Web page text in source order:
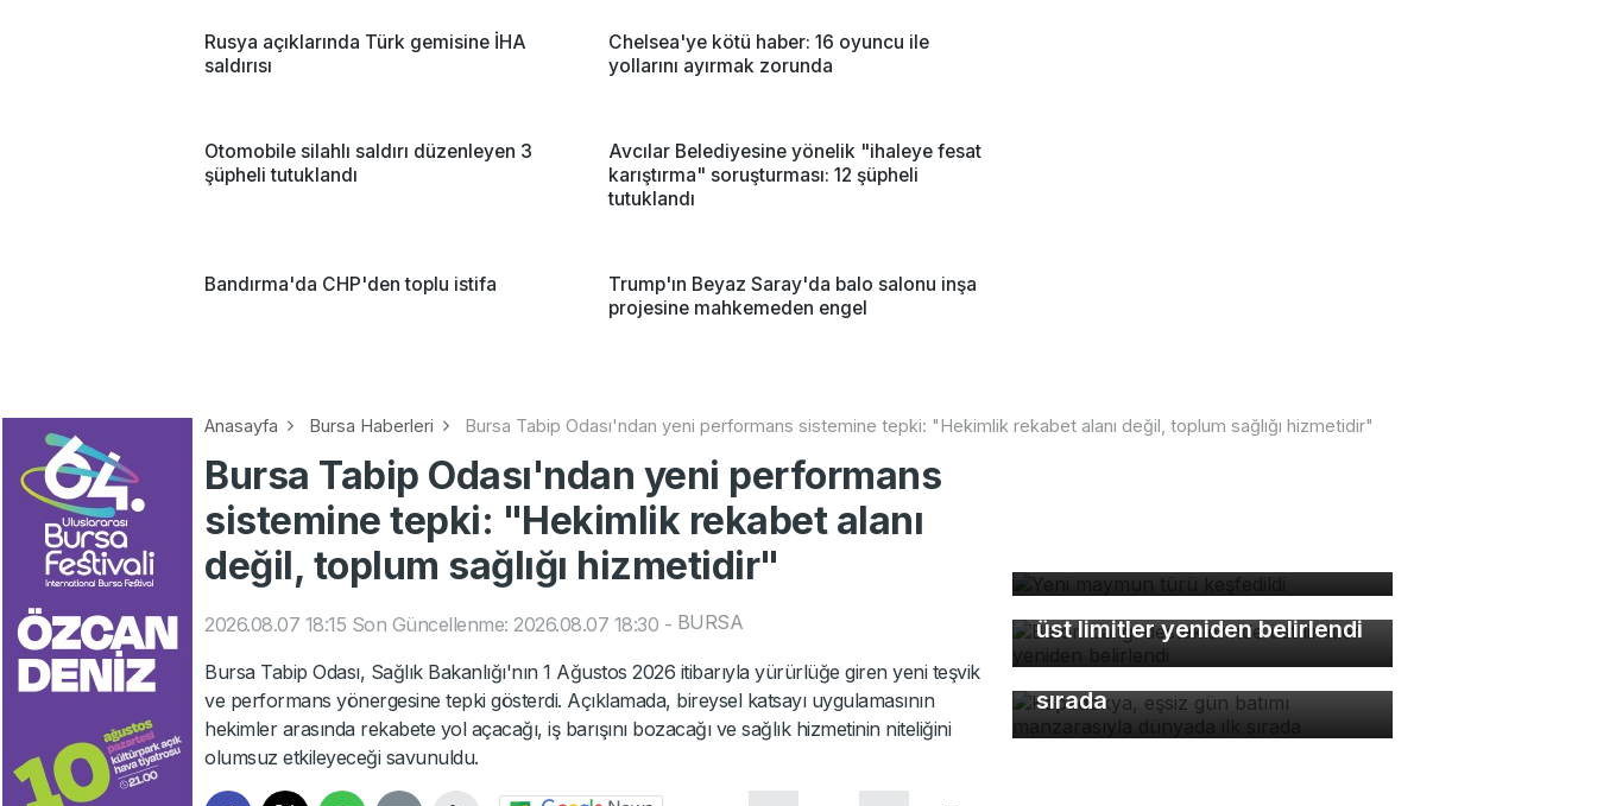
Rusya açıklarında Türk gemisine İHA
saldırısı
Chelsea'ye kötü haber: 16 oyuncu ile
yollarını ayırmak zorunda
Otomobile silahlı saldırı düzenleyen 3
şüpheli tutuklandı
Avcılar Belediyesine yönelik "ihaleye fesat
karıştırma" soruşturması: 12 şüpheli
tutuklandı
Bandırma'da CHP'den toplu istifa
Trump'ın Beyaz Saray'da balo salonu inşa
projesine mahkemeden engel
Anasayfa Bursa Haberleri Bursa Tabip Odası'ndan yeni performans sistemine tepki: "Hekimlik rekabet alanı değil, toplum sağlığı hizmetidir"
Bursa Tabip Odası'ndan yeni performans
sistemine tepki: "Hekimlik rekabet alanı
değil, toplum sağlığı hizmetidir"
2026.08.07 18:15 Son Güncellenme: 2026.08.07 18:30 - BURSA
Bursa Tabip Odası, Sağlık Bakanlığı'nın 1 Ağustos 2026 itibarıyla yürürlüğe giren yeni teşvik
ve performans yönergesine tepki gösterdi. Açıklamada, bireysel katsayı uygulamasının
hekimler arasında rekabete yol açacağı, iş barışını bozacağı ve sağlık hizmetinin niteliğini
olumsuz etkileyeceği savunuldu.
Balon balığı desteklerinde
üst limitler yeniden belirlendi
Kapadokya, eşsiz gün batımı
manzarasıyla dünyada ilk
sırada